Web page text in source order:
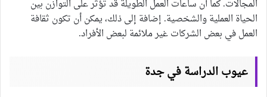
المجالات. كما أن ساعات العمل الطويلة قد تؤثر على التوازن بين
الحياة العملية والشخصية. إضافة إلى ذلك، يمكن أن تكون ثقافة
العمل في بعض الشركات غير ملائمة لبعض الأفراد.
عيوب الدراسة في جدة